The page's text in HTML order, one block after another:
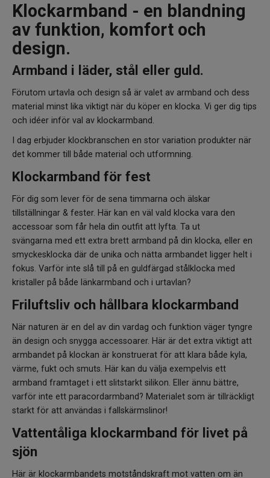
Klockarmband - en blandning
av funktion, komfort och
design.
Armband i läder, stål eller guld.
Förutom urtavla och design så är valet av armband och dess
material minst lika viktigt när du köper en klocka. Vi ger dig tips
och idéer inför val av klockarmband.
I dag erbjuder klockbranschen en stor variation produkter när
det kommer till både material och utformning.
Klockarmband för fest
För dig som lever för de sena timmarna och älskar
tillställningar & fester. Här kan en väl vald klocka vara den
accessoar som får hela din outfit att lyfta. Ta ut
svängarna med ett extra brett armband på din klocka, eller en
smyckesklocka där de unika och nätta armbandet ligger helt i
fokus. Varför inte slå till på en guldfärgad stålklocka med
kristaller på både länkarmband och i urtavlan?
Friluftsliv och hållbara klockarmband
När naturen är en del av din vardag och funktion väger tyngre
än design och snygga accessoarer. Här är det extra viktigt att
armbandet på klockan är konstruerat för att klara både kyla,
värme, fukt och smuts. Här kan du välja exempelvis ett
armband framtaget i ett slitstarkt silikon. Eller ännu bättre,
varför inte ett paracordarmband? Materialet som är tillräckligt
starkt för att användas i fallskärmslinor!
Vattentåliga klockarmband för livet på
sjön
Här är klockarmbandets motståndskraft mot vatten om än